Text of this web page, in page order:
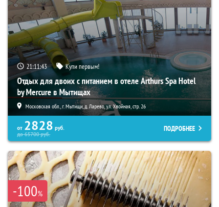
21:11:42 Купи первым!
Отдых для двоих с питанием в отеле Arthurs Spa Hotel
by Mercure в Мытищах
Московская обл., г. Мытищи, д. Ларево, ул. Хвойная, стр. 26
от 2828 руб.
до65700руб.
ПОДРОБНЕЕ
-100%